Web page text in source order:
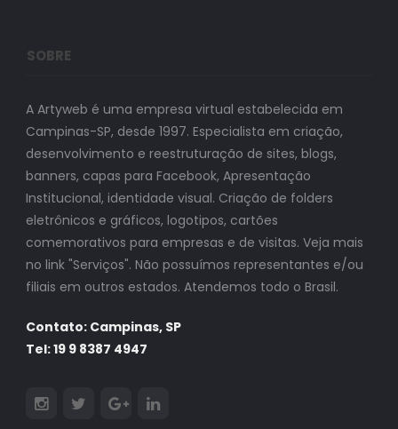
SOBRE
A Artyweb é uma empresa virtual estabelecida em
Campinas-SP, desde 1997. Especialista em criação,
desenvolvimento e reestruturação de sites, blogs,
banners, capas para Facebook, Apresentação
Institucional, identidade visual. Criação de folders
eletrônicos e gráficos, logotipos, cartões
comemorativos para empresas e de visitas. Veja mais
no link "Serviços". Não possuímos representantes e/ou
filiais em outros estados. Atendemos todo o Brasil.
Contato: Campinas, SP
Tel: 19 9 8387 4947